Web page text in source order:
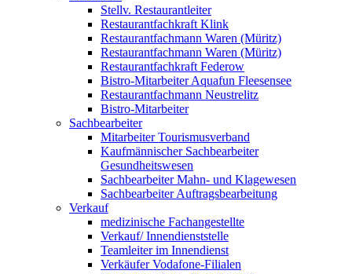
Stellv. Restaurantleiter
Restaurantfachkraft Klink
Restaurantfachmann Waren (Müritz)
Restaurantfachmann Waren (Müritz)
Restaurantfachkraft Federow
Bistro-Mitarbeiter Aquafun Fleesensee
Restaurantfachmann Neustrelitz
Bistro-Mitarbeiter
Sachbearbeiter
Mitarbeiter Tourismusverband
Kaufmännischer Sachbearbeiter
Gesundheitswesen
Sachbearbeiter Mahn- und Klagewesen
Sachbearbeiter Auftragsbearbeitung
Verkauf
medizinische Fachangestellte
Verkauf/ Innendienststelle
Teamleiter im Innendienst
Verkäufer Vodafone-Filialen